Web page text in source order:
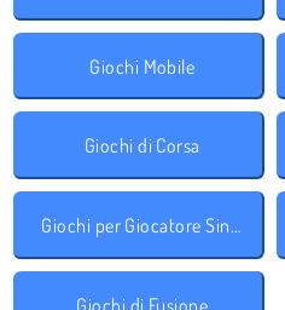
Giochi Mobile
Giochi di Corsa
Giochi per Giocatore Singolo